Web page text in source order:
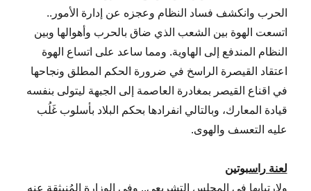
الحرب وانكشف فساد النظام وعجزه عن إدارة الأمور..
اتسعت الهوة بين الشعب الذي ضاق بالحرب وأهوالها وبين
النظام المندفع إلى الهاوية. ومما ساعد على اتساع الهوة
اعتقاد القيصرة الراسخ في ضرورة الحكم المطلق ونجاحها
في اقناع القيصر بمغادرة العاصمة إلى الجبهة ليتولى بنفسه
قيادة المعارك، وبالتالي انفرادها بحكم البلاد بأسلوب غَلُب
عليه التعسف والهوى.
لعنة راسبوتين
ولارتيابها في المجلس التشريعي.. وفي الوزارة المُنبثقة عنه